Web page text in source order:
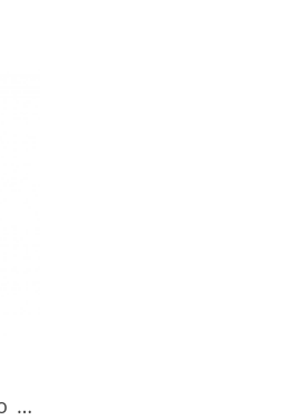
Aquecedor Infravermelho Pedestal Luft-20000